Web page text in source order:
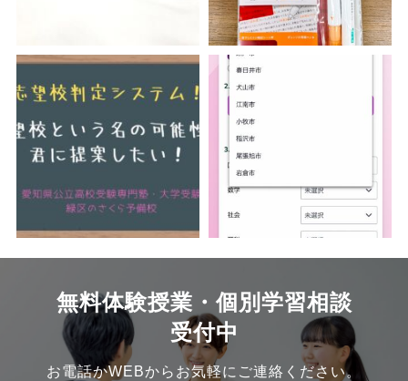
無料体験授業・個別学習相談
受付中
お電話かWEBからお気軽にご連絡ください。